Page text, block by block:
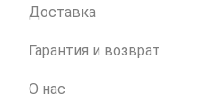
Доставка
Гарантия и возврат
О нас